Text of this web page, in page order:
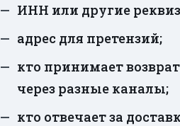
ИНН или другие
адрес для претензий;
кто принимает
через разные каналы;
кто отвечает за